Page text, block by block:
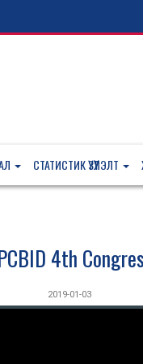
СТАТИСТИК ҮЗҮҮЛЭЛТ
4th
2019-01-03